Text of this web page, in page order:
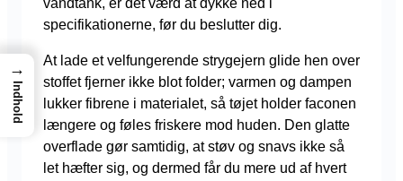
vandtank, er det værd at dykke ned i
specifikationerne, før du beslutter dig.
At lade et velfungerende strygejern glide hen over
stoffet fjerner ikke blot folder; varmen og dampen
lukker fibrene i materialet, så tøjet holder faconen
længere og føles friskere mod huden. Den glatte
overflade gør samtidig, at støv og snavs ikke så
let hæfter sig, og dermed får du mere ud af hvert
→
Indhold